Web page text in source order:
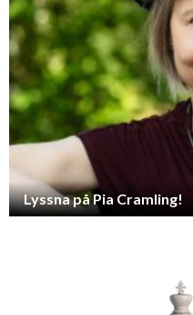
Lyssna på Pia Cramling!